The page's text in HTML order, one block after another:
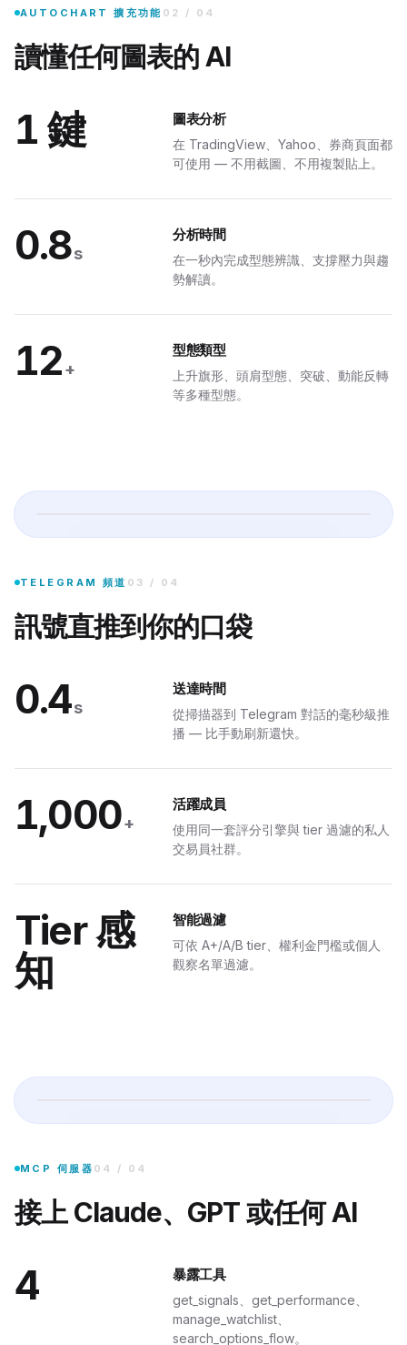
AUTOCHART 擴充功能 02 / 04
讀懂任何圖表的 AI
安裝 AutoChart Chrome 擴充功能後,網頁上任何圖表都能被 AI 解讀。在
1 鍵 圖表分析
在 TradingView、Yahoo、券商頁面都
可使用 — 不用截圖、不用複製貼上。
0.8s
分析時間
在一秒內完成型態辨識、支撐壓力與趨
勢解讀。
12+
型態類型
上升旗形、頭肩型態、突破、動能反轉
等多種型態。
播,附 tier 徽章與一鍵儀表板連結。
0.4 秒送達
BULLISH
TELEGRAM 頻道 03 / 04
訊號直推到你的口袋
加入私人 Telegram 群組,每筆合格訊號都在數秒內送到你的手機 — 含分
0.4s
送達時間
從掃描器到 Telegram 對話的毫秒級推
播 — 比手動刷新還快。
1,000+
活躍成員
使用同一套評分引擎與 tier 過濾的私人
交易員社群。
Tier 感
知
智能過濾
可依 A+/A/B tier、權利金門檻或個人
觀察名單過濾。
MCP 伺服器
何相容 MCP 的用戶端都能用自然語言查詢你的交易桌。
上勝率高於 70% 的 A+ 訊號
MCP 伺服器 04 / 04
接上 Claude、GPT 或任何 AI
內建的 MCP 伺服器把你的訊號、績效與觀察名單暴露給 Claude
4 暴露工具
get_signals、get_performance、
manage_watchlist、
search_options_flow。